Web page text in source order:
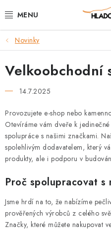
na
POTŘEBY PRO PSY
TAMI PŘEPRAVNÍ BOXY
SPORT SE PSEM
BACK ON TRACK
FAQ
ZNAČKY
PRODEJNA
Novinky
Velkoobchodní
14.7.2025
Provozujete e-shop nebo
Otevíráme vám dveře k
spolupráce s našimi značkami.
spolehlivým dodavatelem, který
produkty, ale i podporu v
Proč spolupracovat s
Jsme hrdí na to, že nabízíme
prověřených výrobců z celého
Značky, které můžete nakupovat